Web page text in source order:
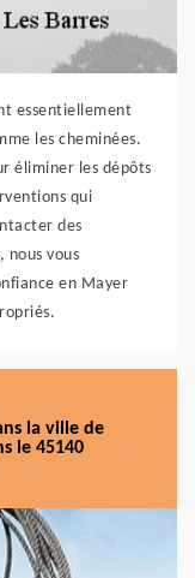
essentiellement
les cheminées.
éliminer les dépôts
qui
des
nous vous
en Mayer
la ville de
le 45140